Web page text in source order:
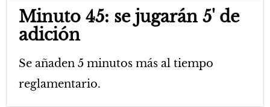
Minuto 45: se jugarán 5' de
adición
Se añaden 5 minutos más al tiempo
reglamentario.